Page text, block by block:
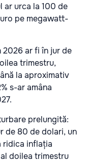
ar urca la 100 de
pe megawatt-
2026 ar fi în jur de
trimestru,
la aproximativ
s-ar amâna
prelungită:
de 80 de dolari, un
ridica inflația
doilea trimestru